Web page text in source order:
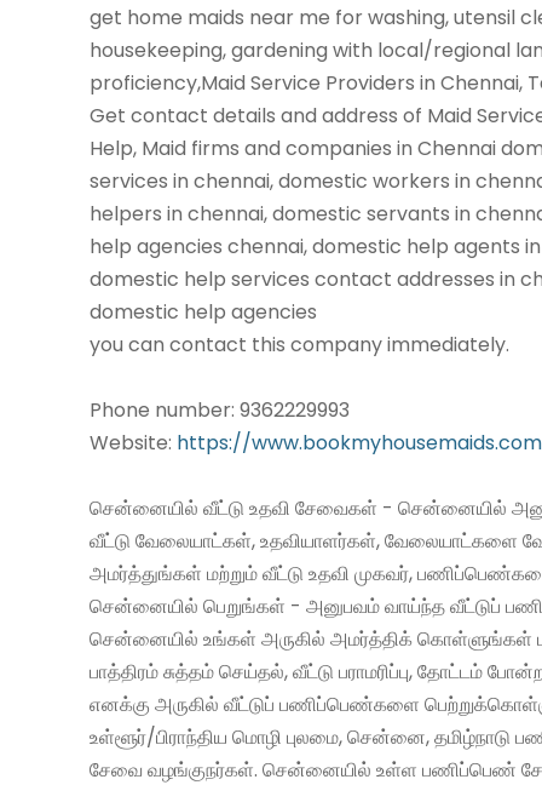
get home maids near me for washing, utensil
housekeeping, gardening with local/regional
proficiency,Maid Service Providers in Chennai,
Get contact details and address of Maid
Help, Maid firms and companies in Chennai
services in chennai, domestic workers in
helpers in chennai, domestic servants in
help agencies chennai, domestic help agents
domestic help services contact addresses in
domestic help agencies
you can contact this company immediately.
Phone number: 9362229993
Website: https://
சென்னையில் வீட்டு உதவி சேவைகள் - சென்னையில்
வீட்டு வேலையாட்கள், உதவியாளர்கள், வேலையாட்களை
அமர்த்துங்கள் மற்றும் வீட்டு உதவி முகவர்,
சென்னையில் பெறுங்கள் - அனுபவம் வாய்ந்த வீட்டுப்
சென்னையில் உங்கள் அருகில் அமர்த்திக் கொள்ளுங்கள்
பாத்திரம் சுத்தம் செய்தல், வீட்டு பராமரிப்பு, தோட்டம்
எனக்கு அருகில் வீட்டுப் பணிப்பெண்களை
உள்ளூர்/பிராந்திய மொழி புலமை, சென்னை, தமிழ்நாடு
சேவை வழங்குநர்கள். சென்னையில் உள்ள பணிப்பெண்